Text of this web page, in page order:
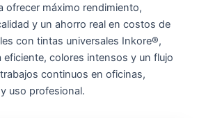
ofrecer máximo rendimiento,
y un ahorro real en costos de
con tintas universales Inkore®,
eficiente, colores intensos y un flujo
continuos en oficinas,
uso profesional.